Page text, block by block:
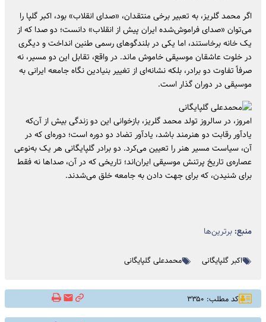
اگر محمد گلریز، به تعبیر برخی منتقدان، «صدای انقلاب» بود، اکبر گلپا را
می‌توان «صدای فراموش‌شده‌ ایران پیش از انقلاب» دانست؛ دو صدا که از
یک خانه برخاستند، اما یکی در بلندگوهای رسمی طنین انداخت و دیگری
در خلوت عاشقان موسیقی خاموش ماند. در واقع، تقابل این دو مسیر، نه
صرفاً تفاوت دو برادر، بلکه نشانه‌ای از تغییر بنیادین نگاه جامعه ایرانی به
موسیقی در دوران گذار است.
امروز، در سالروز تولد محمد گلریز، بازخوانی این دو زندگی بیش از آن‌که
یادآور رقابت دو هنرمند باشد، یادآور تضاد دو دوره است؛ دوره‌ای که در
آن، سیاست مسیر هنر را تعیین می‌کرد. دو برادر گلپایگانی هر یک به‌نوعی
عصاره‌ی تاریخ پرتنش موسیقی ایران‌اند؛ تاریخی که در آن، صداها نه فقط
برای شنیدن، که برای جهت دادن به جامعه خلق می‌شدند.
منبع:برترین‌ها
اکبر گلپایگانی محمدعلی گلپایگانی
کد مطلب: ۳۳۵۰